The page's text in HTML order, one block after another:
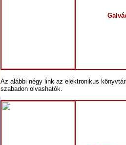
Az alábbi négy link az elektronikus
szabadon olvashatók.